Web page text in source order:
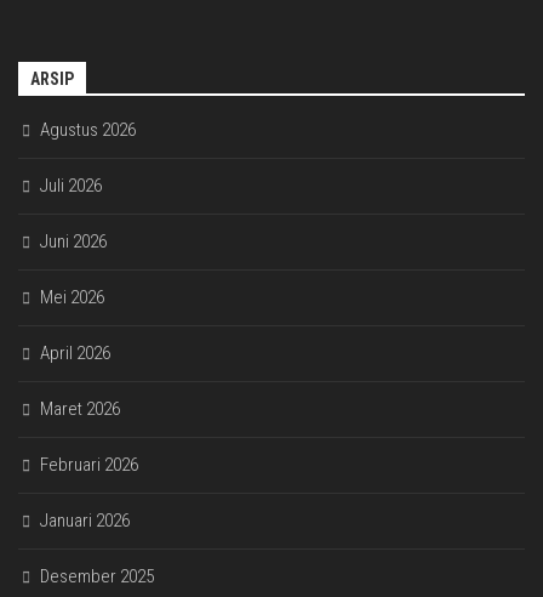
ARSIP
Agustus 2026
Juli 2026
Juni 2026
Mei 2026
April 2026
Maret 2026
Februari 2026
Januari 2026
Desember 2025